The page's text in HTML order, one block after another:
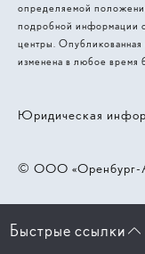
определяемой
подробной информации
центры.
изменена в любое время
© 2026, ООО
Юридическая
Работает на